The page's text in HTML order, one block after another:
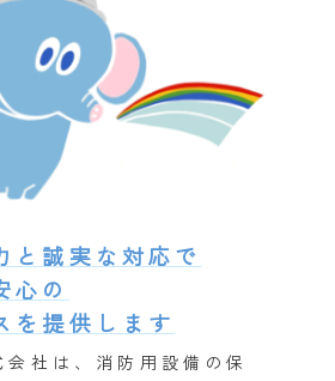
と誠実な対応で
心の
を提供します
社は、消防用設備の保